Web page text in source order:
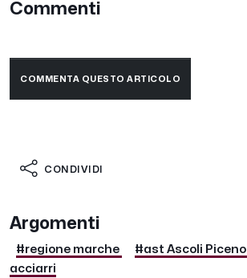
Commenti
COMMENTA QUESTO ARTICOLO
CONDIVIDI
Argomenti
#regione marche #ast Ascoli Piceno
acciarri